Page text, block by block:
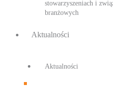
stowarzyszeniach i
branżowych
Aktualności
Aktualności